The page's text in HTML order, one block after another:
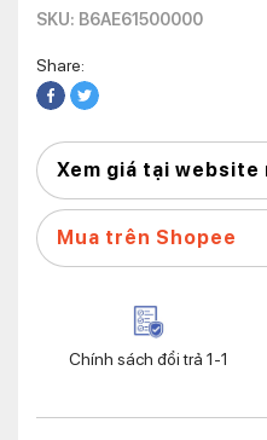
SKU: B6AE61500000
Share:
Xem giá tại website
Mua trên Shopee
Chính sách đổi trả 1-1